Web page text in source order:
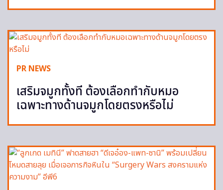
PR NEWS
เสริมจมูกทั้งที ต้องเลือกทำกับหมอ
เฉพาะทางด้านจมูกโดยตรงหรือไม่